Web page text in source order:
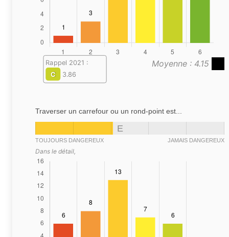
Moyenne : 4.15
Rappel 2021 :
C
3.86
Traverser un carrefour ou un rond-point est...
E
TOUJOURS DANGEREUX JAMAIS DANGEREUX
Dans le détail,